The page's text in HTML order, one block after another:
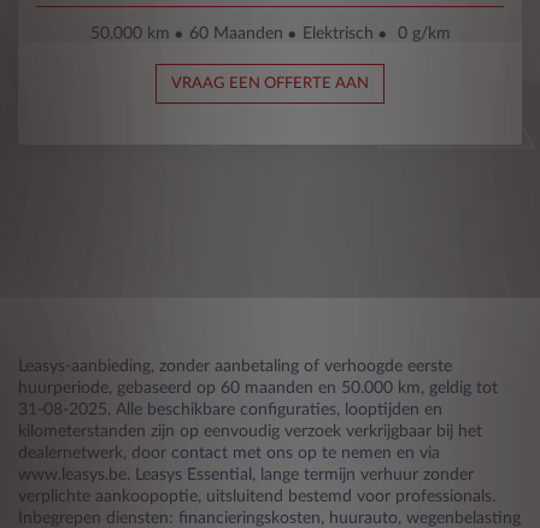
50.000 km 60 Maanden Elektrisch 0 g/km
VRAAG EEN OFFERTE AAN
Leasys-aanbieding, zonder aanbetaling of verhoogde eerste
huurperiode, gebaseerd op 60 maanden en 50.000 km, geldig tot
31-08-2025. Alle beschikbare configuraties, looptijden en
kilometerstanden zijn op eenvoudig verzoek verkrijgbaar bij het
dealernetwerk, door contact met ons op te nemen en via
www.leasys.be. Leasys Essential, lange termijn verhuur zonder
verplichte aankoopoptie, uitsluitend bestemd voor professionals.
Inbegrepen diensten: financieringskosten, huurauto, wegenbelasting